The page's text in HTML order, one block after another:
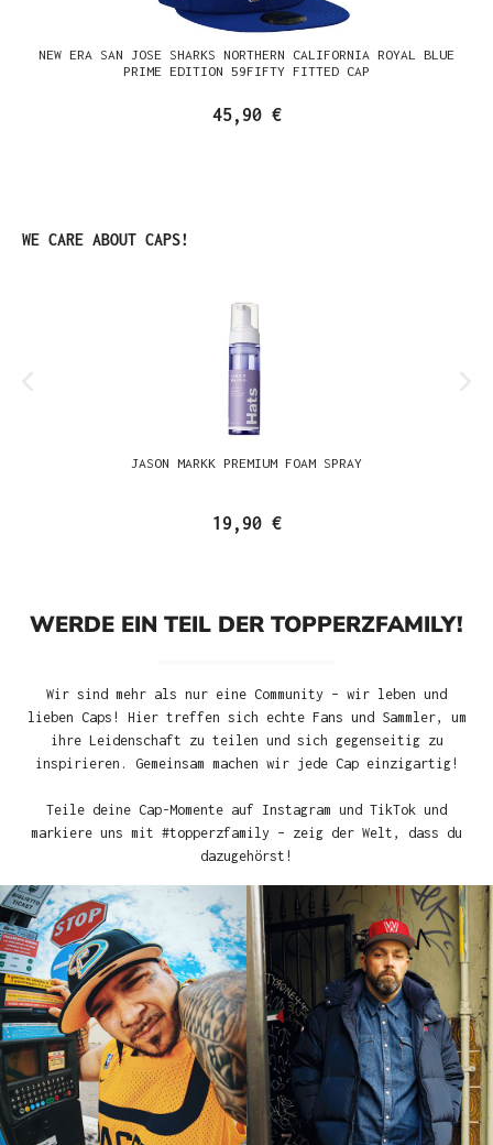
NEW ERA SAN JOSE SHARKS NORTHERN CALIFORNIA ROYAL BLUE
PRIME EDITION 59FIFTY FITTED CAP
45,90 €
Produktgalerie überspringen
WE CARE ABOUT CAPS!
JASON MARKK PREMIUM FOAM SPRAY
19,90 €
WERDE EIN TEIL DER TOPPERZFAMILY!
Wir sind mehr als nur eine Community – wir leben und
lieben Caps! Hier treffen sich echte Fans und Sammler, um
ihre Leidenschaft zu teilen und sich gegenseitig zu
inspirieren. Gemeinsam machen wir jede Cap einzigartig!
Teile deine Cap-Momente auf Instagram und TikTok und
markiere uns mit #topperzfamily – zeig der Welt, dass du
dazugehörst!